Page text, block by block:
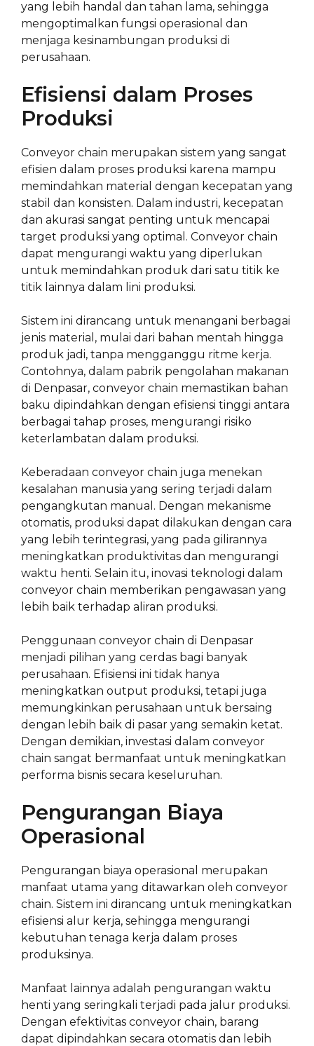
yang lebih handal dan tahan lama, sehingga
mengoptimalkan fungsi operasional dan
menjaga kesinambungan produksi di
perusahaan.
Efisiensi dalam Proses
Produksi
Conveyor chain merupakan sistem yang sangat
efisien dalam proses produksi karena mampu
memindahkan material dengan kecepatan yang
stabil dan konsisten. Dalam industri, kecepatan
dan akurasi sangat penting untuk mencapai
target produksi yang optimal. Conveyor chain
dapat mengurangi waktu yang diperlukan
untuk memindahkan produk dari satu titik ke
titik lainnya dalam lini produksi.
Sistem ini dirancang untuk menangani berbagai
jenis material, mulai dari bahan mentah hingga
produk jadi, tanpa mengganggu ritme kerja.
Contohnya, dalam pabrik pengolahan makanan
di Denpasar, conveyor chain memastikan bahan
baku dipindahkan dengan efisiensi tinggi antara
berbagai tahap proses, mengurangi risiko
keterlambatan dalam produksi.
Keberadaan conveyor chain juga menekan
kesalahan manusia yang sering terjadi dalam
pengangkutan manual. Dengan mekanisme
otomatis, produksi dapat dilakukan dengan cara
yang lebih terintegrasi, yang pada gilirannya
meningkatkan produktivitas dan mengurangi
waktu henti. Selain itu, inovasi teknologi dalam
conveyor chain memberikan pengawasan yang
lebih baik terhadap aliran produksi.
Penggunaan conveyor chain di Denpasar
menjadi pilihan yang cerdas bagi banyak
perusahaan. Efisiensi ini tidak hanya
meningkatkan output produksi, tetapi juga
memungkinkan perusahaan untuk bersaing
dengan lebih baik di pasar yang semakin ketat.
Dengan demikian, investasi dalam conveyor
chain sangat bermanfaat untuk meningkatkan
performa bisnis secara keseluruhan.
Pengurangan Biaya
Operasional
Pengurangan biaya operasional merupakan
manfaat utama yang ditawarkan oleh conveyor
chain. Sistem ini dirancang untuk meningkatkan
efisiensi alur kerja, sehingga mengurangi
kebutuhan tenaga kerja dalam proses
produksinya.
Manfaat lainnya adalah pengurangan waktu
henti yang seringkali terjadi pada jalur produksi.
Dengan efektivitas conveyor chain, barang
dapat dipindahkan secara otomatis dan lebih